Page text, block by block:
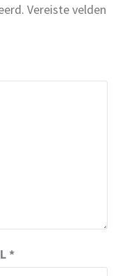
Vereiste velden
*